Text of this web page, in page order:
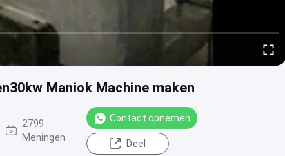
Maniok Machine maken
2799
Meningen
Contact opnemen
Deel